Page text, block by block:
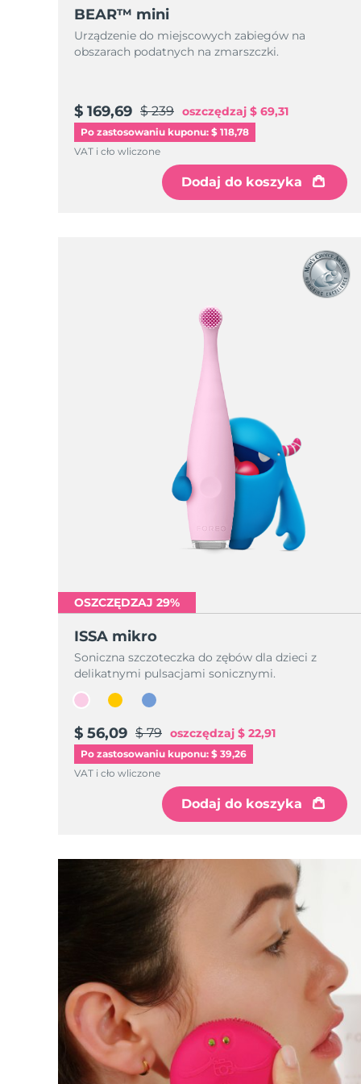
BEAR™ mini
Urządzenie do miejscowych zabiegów na
obszarach podatnych na zmarszczki.
$ 169,69 $ 239 oszczędzaj $ 69,31
Po zastosowaniu kuponu: $ 118,78
VAT i cło wliczone
Dodaj do koszyka
OSZCZĘDZAJ 29%
ISSA mikro
Soniczna szczoteczka do zębów dla dzieci z
delikatnymi pulsacjami sonicznymi.
$ 56,09 $ 79 oszczędzaj $ 22,91
Po zastosowaniu kuponu: $ 39,26
VAT i cło wliczone
Dodaj do koszyka
All acne treatment devices
All revitalizing eye massagers
Pielęgnacja skóry KIWI™
Advanced pore care essentials
LUNA™ Dual-Peptide Scalp
Serum
For healthy hair
issa™ Teeth Whitening Gel
18% PAP